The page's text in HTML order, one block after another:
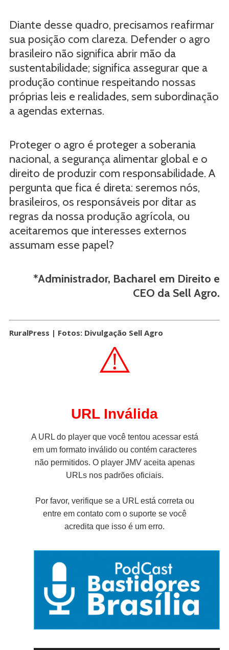
Diante desse quadro, precisamos reafirmar
sua posição com clareza. Defender o agro
brasileiro não significa abrir mão da
sustentabilidade; significa assegurar que a
produção continue respeitando nossas
próprias leis e realidades, sem subordinação
a agendas externas.
Proteger o agro é proteger a soberania
nacional, a segurança alimentar global e o
direito de produzir com responsabilidade. A
pergunta que fica é direta: seremos nós,
brasileiros, os responsáveis por ditar as
regras da nossa produção agrícola, ou
aceitaremos que interesses externos
assumam esse papel?
*Administrador, Bacharel em Direito e
CEO da Sell Agro.
RuralPress | Fotos: Divulgação Sell Agro